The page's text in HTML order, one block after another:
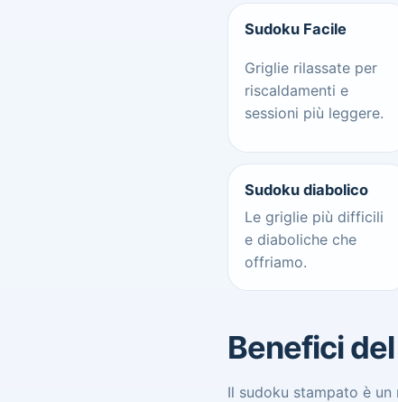
Sudoku Facile
Griglie rilassate per
riscaldamenti e
sessioni più leggere.
Sudoku diabolico
Le griglie più difficili
e diaboliche che
offriamo.
Benefici
Il sudoku stampato è